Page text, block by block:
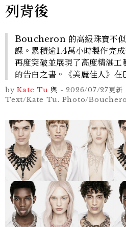
列背後
Boucheron 的高級珠寶不似
課。累積逾1.4萬小時製作完
再度突破並展現了高度精湛工
的告白之書。《美麗佳人》在
by Kate Tu 與 -2026/07/27更新
Text/Kate Tu. Photo/